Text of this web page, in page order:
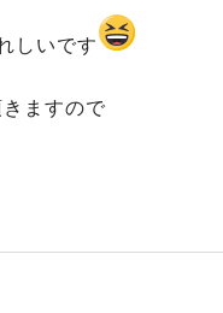
しいです
ますので